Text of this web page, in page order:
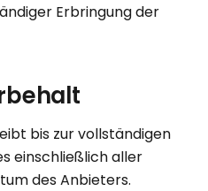
Erbringung der
bis zur vollständigen
einschließlich aller
des Anbieters.